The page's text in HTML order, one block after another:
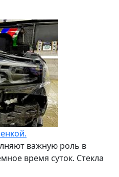
важную роль в
время суток. Стекла